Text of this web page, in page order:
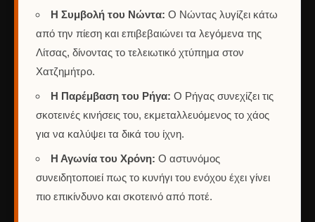
Η Συμβολή του Νώντα: Ο Νώντας λυγίζει κάτω
από την πίεση και επιβεβαιώνει τα λεγόμενα της
Λίτσας, δίνοντας το τελειωτικό χτύπημα στον
Χατζημήτρο.
Η Παρέμβαση του Ρήγα: Ο Ρήγας συνεχίζει τις
σκοτεινές κινήσεις του, εκμεταλλευόμενος το χάος
για να καλύψει τα δικά του ίχνη.
Η Αγωνία του Χρόνη: Ο αστυνόμος
συνειδητοποιεί πως το κυνήγι του ενόχου έχει γίνει
πιο επικίνδυνο και σκοτεινό από ποτέ.